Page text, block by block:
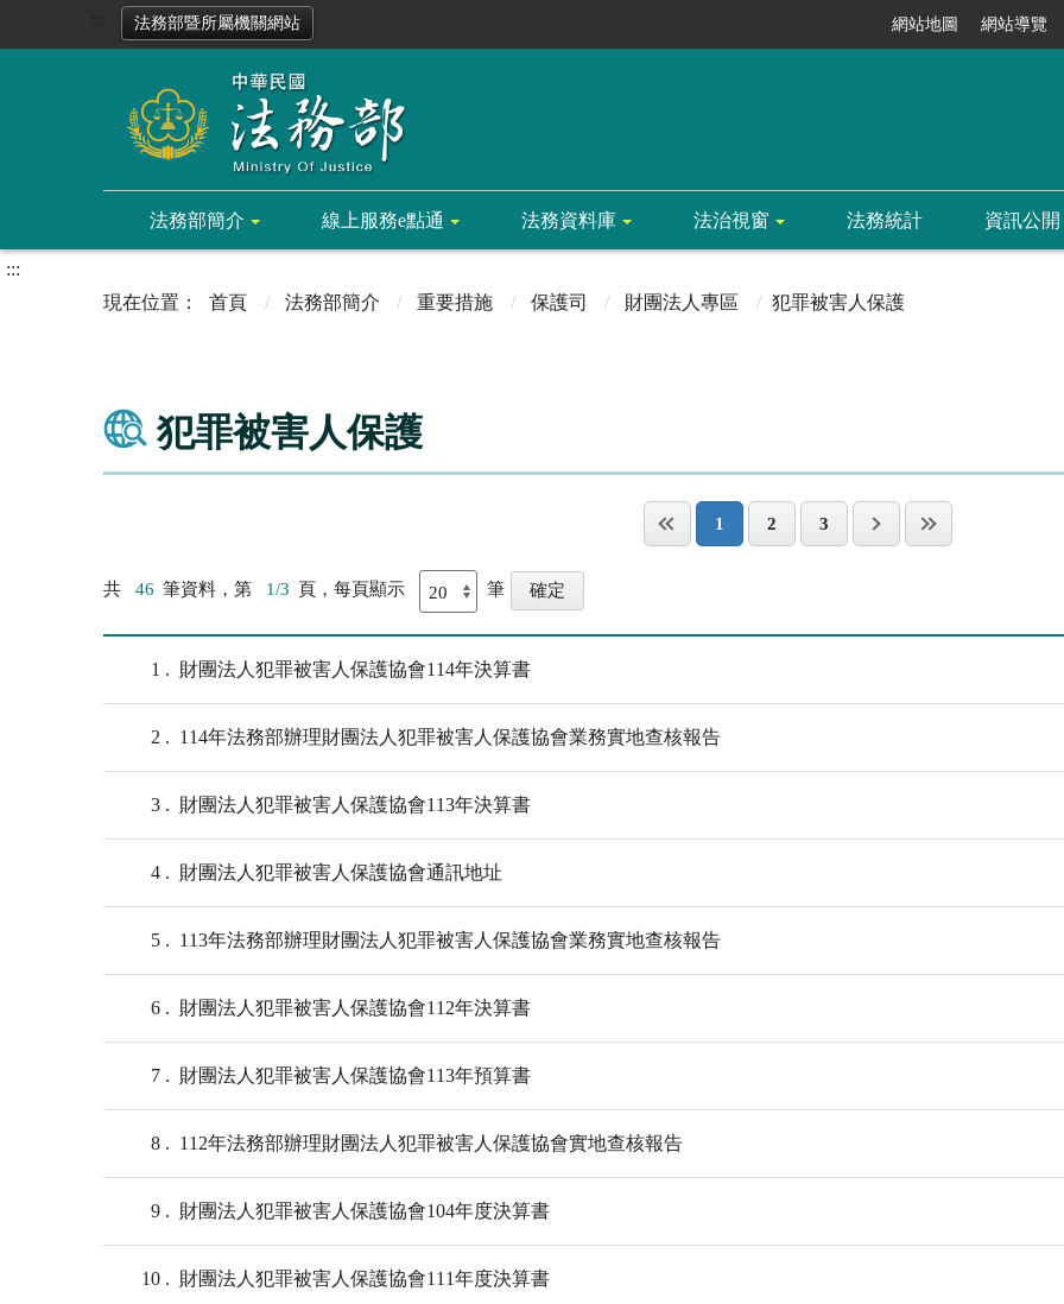
法務部暨所屬機關網站 網站地圖 網站導覽
法務部簡介 線上服務e點通 法務資料庫 法治視窗 法務統計 資訊公開
:::
首頁
法務部簡介 重要措施 保護司 財團法人專區 犯罪被害人保護
犯罪被害人保護
1 2 3
共 46 筆資料，第 1/3 頁，每頁顯示 筆
1 財團法人犯罪被害人保護協會114年決算書
2 114年法務部辦理財團法人犯罪被害人保護協會業務實地查核報告
3 財團法人犯罪被害人保護協會113年決算書
4 財團法人犯罪被害人保護協會通訊地址
5 113年法務部辦理財團法人犯罪被害人保護協會業務實地查核報告
6 財團法人犯罪被害人保護協會112年決算書
7 財團法人犯罪被害人保護協會113年預算書
8 112年法務部辦理財團法人犯罪被害人保護協會實地查核報告
9 財團法人犯罪被害人保護協會104年度決算書
10 財團法人犯罪被害人保護協會111年度決算書